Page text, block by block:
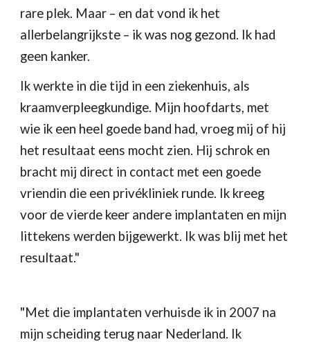
rare plek. Maar – en dat vond ik het
allerbelangrijkste – ik was nog gezond. Ik had
geen kanker.
Ik werkte in die tijd in een ziekenhuis, als
kraamverpleegkundige. Mijn hoofdarts, met
wie ik een heel goede band had, vroeg mij of hij
het resultaat eens mocht zien. Hij schrok en
bracht mij direct in contact met een goede
vriendin die een privékliniek runde. Ik kreeg
voor de vierde keer andere implantaten en mijn
littekens werden bijgewerkt. Ik was blij met het
resultaat."
"Met die implantaten verhuisde ik in 2007 na
mijn scheiding terug naar Nederland. Ik